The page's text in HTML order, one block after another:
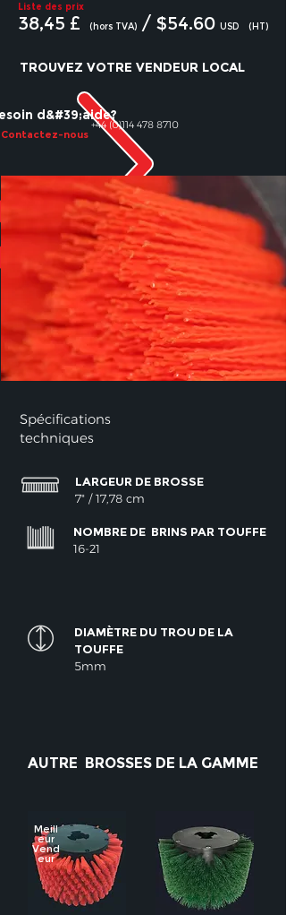
Liste des prix
38,45 £ (hors TVA) / $54.60 USD (HT)
TROUVEZ VOTRE VENDEUR LOCAL
d&#39;aide?
+44 (0)114 478 8710
Contactez-nous
Spécifications
techniques
LARGEUR DE BROSSE
7" / 17,78 cm
NOMBRE DE BRINS PAR TOUFFE
16-21
DIAMÈTRE DU TROU DE LA
TOUFFE
5mm
AUTRE BROSSES DE LA GAMME
Meill
eur
Vend
eur